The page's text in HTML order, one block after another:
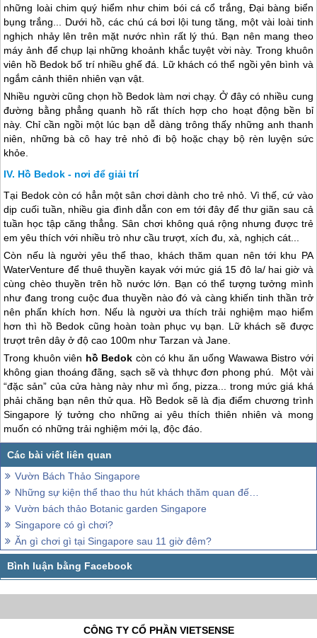
những loài chim quý hiểm như chim bói cá cổ trắng, Đại bàng biển
bụng trắng... Dưới hồ, các chú cá bơi lội tung tăng, một vài loài tinh
nghịch nhảy lên trên mặt nước nhìn rất lý thú. Bạn nên mang theo
máy ảnh để chụp lại những khoảnh khắc tuyệt vời này. Trong khuôn
viên hồ Bedok bố trí nhiều ghế đá. Lữ khách có thể ngồi yên bình và
ngắm cảnh thiên nhiên vạn vật.
Nhiều người cũng chọn hồ Bedok làm nơi chạy. Ở đây có nhiều cung
đường bằng phẳng quanh hồ rất thích hợp cho hoạt động bền bỉ
này. Chỉ cần ngồi một lúc bạn dễ dàng trông thấy những anh thanh
niên, những bà cô hay trẻ nhỏ đi bộ hoặc chạy bộ rèn luyện sức
khỏe.
Hồ Bedok - nơi để giải trí
Tại Bedok còn có hẳn một sân chơi dành cho trẻ nhỏ. Vì thế, cứ vào
dịp cuối tuần, nhiều gia đình dẫn con em tới đây để thư giãn sau cả
tuần học tập căng thẳng. Sân chơi không quá rộng nhưng được trẻ
em yêu thích với nhiều trò như cầu trượt, xích đu, xà, nghịch cát...
Còn nếu là người yêu thể thao, khách thăm quan nên tới khu PA
WaterVenture để thuê thuyền kayak với mức giá 15 đô la/ hai giờ và
cùng chèo thuyền trên hồ nước lớn. Bạn có thể tượng tưởng mình
như đang trong cuộc đua thuyền nào đó và càng khiến tinh thần trở
nên phấn khích hơn. Nếu là người ưa thích trải nghiệm mạo hiểm
hơn thì hồ Bedok cũng hoàn toàn phục vụ bạn. Lữ khách sẽ được
trượt trên dây ở độ cao 100m như Tarzan và Jane.
Trong khuôn viên hồ Bedok còn có khu ăn uống Wawawa Bistro với
không gian thoáng đãng, sạch sẽ và thhực đơn phong phú. Một vài
“đặc sản” của cửa hàng này như mì ống, pizza... trong mức giá khá
phải chăng bạn nên thử qua. Hồ Bedok sẽ là địa điểm chương trình
Singapore lý tưởng cho những ai yêu thích thiên nhiên và mong
muốn có những trải nghiệm mới lạ, độc đáo.
Vườn Bách Thảo Singapore
Những sự kiện thể thao thu hút khách thăm quan đến Singapore
Vườn bách thảo Botanic garden Singapore
Singapore có gì chơi?
Ăn gì chơi gì tại Singapore sau 11 giờ đêm?
CÔNG TY CỔ PHẦN VIETSENSE